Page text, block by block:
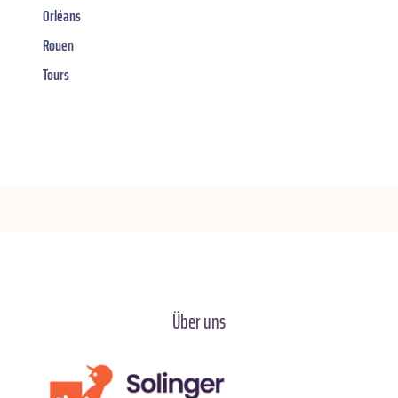
Orléans
Rouen
Tours
Über uns